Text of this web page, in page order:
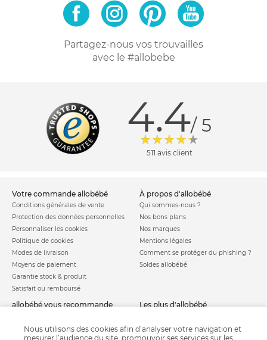
Partagez-nous vos trouvailles
avec le #allobebe
4.4/ 5
511 avis client
votre commande allobébé
Conditions générales de vente
Protection des données personnelles
Personnaliser les cookies
Politique de cookies
Modes de livraison
Moyens de paiement
Garantie stock & produit
Satisfait ou remboursé
à propos d'allobébé
Qui sommes-nous ?
Nos bons plans
Nos marques
Mentions légales
Comment se protéger du phishing ?
Soldes allobébé
allobébé vous recommande
Nos labels
les plus d'allobébé
Infos conseils
Nous utilisons des cookies afin d’analyser votre navigation et
mesurer l’audience du site, promouvoir ses services sur les